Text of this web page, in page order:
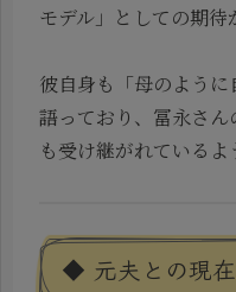
モデル」としての期待
彼自身も「母のよう
語っており、冨永さ
も受け継がれているよ
◆ 元夫との現